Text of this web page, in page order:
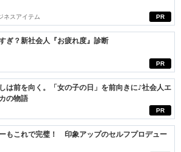
PR
ネスアイテム
PR
ぎ？新社会人『お疲れ度』診断
PR
は前を向く。「女の子の日」を前向きに♪社会人エ
の物語
もこれで完璧！ 印象アップのセルフプロデュー